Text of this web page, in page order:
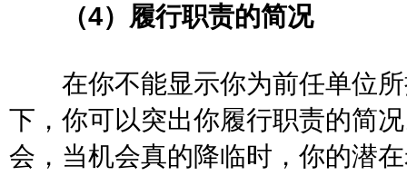
（4）履行职责的简况
在你不能显示你为前任单位所
下，你可以突出你履行职责的简
会，当机会真的降临时，你的